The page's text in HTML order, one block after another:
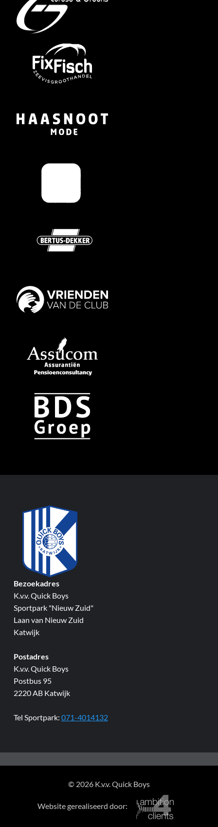
Bezoekadres
K.v.v. Quick Boys
Sportpark "Nieuw Zuid"
Laan van Nieuw Zuid
Katwijk
Postadres
K.v.v. Quick Boys
Postbus 95
2220 AB Katwijk
Tel Sportpark: 071-4014132
© 2026 K.v.v. Quick Boys
Website gerealiseerd door: